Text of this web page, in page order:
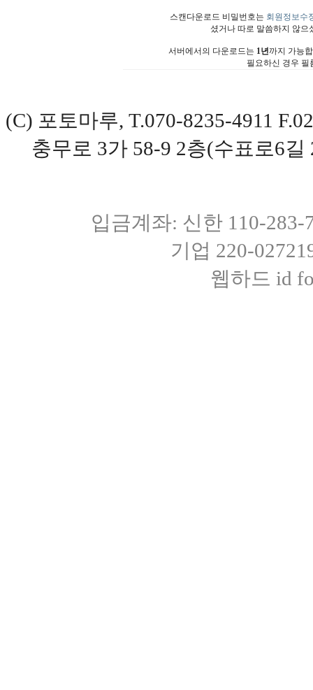
스캔다운로드 비밀번호는 회원정보수
셨거나 따로 말씀하지 않으
서버에서의 다운로드는 1년까지 가능
필요하신 경우 필
(C) 포토마루, T.070-8235-4911
충무로 3가 58-9 2층(수표로6
입금계좌: 신한 110-
기업 220-
웹하드 id